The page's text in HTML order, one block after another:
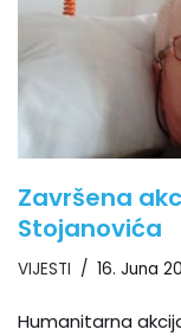
Završena
Stojanovića
VIJESTI 16. Juna
Humanitarna